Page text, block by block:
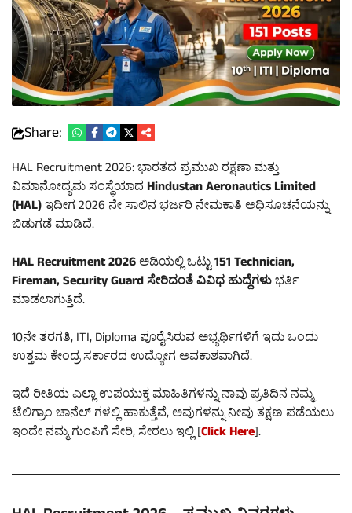
Share:
HAL Recruitment 2026: ಭಾರತದ ಪ್ರಮುಖ ರಕ್ಷಣಾ ಮತ್ತು
ವಿಮಾನೋದ್ಯಮ ಸಂಸ್ಥೆಯಾದ Hindustan Aeronautics Limited
(HAL)ಇದೀಗ 2026 ನೇ ಸಾಲಿನ ಭರ್ಜರಿ ನೇಮಕಾತಿ ಅಧಿಸೂಚನೆಯನ್ನು
ಬಿಡುಗಡೆ ಮಾಡಿದೆ.
HAL Recruitment 2026ಅಡಿಯಲ್ಲಿ ಒಟ್ಟು151 Technician,
Fireman, Security Guard ಸೇರಿದಂತೆ ವಿವಿಧ ಹುದ್ದೆಗಳುಭರ್ತಿ
ಮಾಡಲಾಗುತ್ತಿದೆ.
10ನೇ ತರಗತಿ, ITI, Diploma ಪೂರೈಸಿರುವ ಅಭ್ಯರ್ಥಿಗಳಿಗೆ ಇದು ಒಂದು
ಉತ್ತಮ ಕೇಂದ್ರ ಸರ್ಕಾರದ ಉದ್ಯೋಗ ಅವಕಾಶವಾಗಿದೆ.
ಇದೆ ರೀತಿಯ ಎಲ್ಲಾ ಉಪಯುಕ್ತ ಮಾಹಿತಿಗಳನ್ನು ನಾವು ಪ್ರತಿದಿನ ನಮ್ಮ
ಟೆಲಿಗ್ರಾಂ ಚಾನೆಲ್ ಗಳಲ್ಲಿ ಹಾಕುತ್ತೆವೆ, ಅವುಗಳನ್ನು ನೀವು ತಕ್ಷಣ ಪಡೆಯಲು
ಇಂದೇ ನಮ್ಮ ಗುಂಪಿಗೆ ಸೇರಿ, ಸೇರಲು ಇಲ್ಲಿ [Click Here].